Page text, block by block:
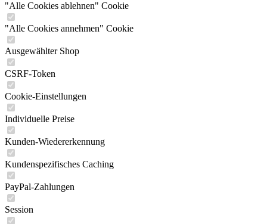
"Alle Cookies ablehnen" Cookie
"Alle Cookies annehmen" Cookie
Ausgewählter Shop
CSRF-Token
Cookie-Einstellungen
Individuelle Preise
Kunden-Wiedererkennung
Kundenspezifisches Caching
PayPal-Zahlungen
Session